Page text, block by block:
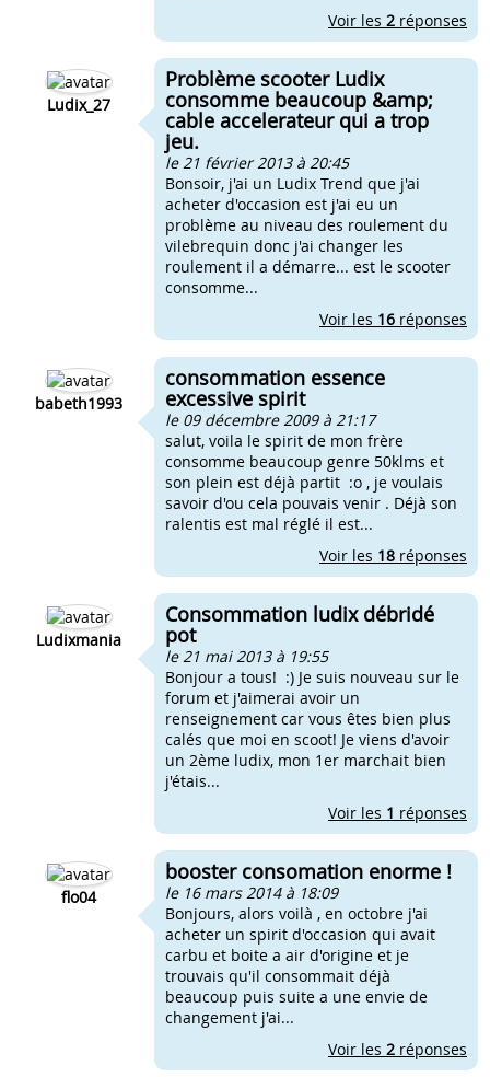
Voir les 2 réponses
Ludix_27
Problème scooter Ludix
consomme beaucoup &amp;
cable accelerateur qui a trop
jeu.
le 21 février 2013 à 20:45
Bonsoir, j'ai un Ludix Trend que j'ai
acheter d'occasion est j'ai eu un
problème au niveau des roulement du
vilebrequin donc j'ai changer les
roulement il a démarre... est le scooter
consomme...
Voir les 16 réponses
babeth1993
consommation essence
excessive spirit
le 09 décembre 2009 à 21:17
salut, voila le spirit de mon frère
consomme beaucoup genre 50klms et
son plein est déjà partit :o , je voulais
savoir d'ou cela pouvais venir . Déjà son
ralentis est mal réglé il est...
Voir les 18 réponses
Ludixmania
Consommation ludix débridé
pot
le 21 mai 2013 à 19:55
Bonjour a tous! :) Je suis nouveau sur le
forum et j'aimerai avoir un
renseignement car vous êtes bien plus
calés que moi en scoot! Je viens d'avoir
un 2ème ludix, mon 1er marchait bien
j'étais...
Voir les 1 réponses
flo04
booster consomation enorme !
le 16 mars 2014 à 18:09
Bonjours, alors voilà , en octobre j'ai
acheter un spirit d'occasion qui avait
carbu et boite a air d'origine et je
trouvais qu'il consommait déjà
beaucoup puis suite a une envie de
changement j'ai...
Voir les 2 réponses